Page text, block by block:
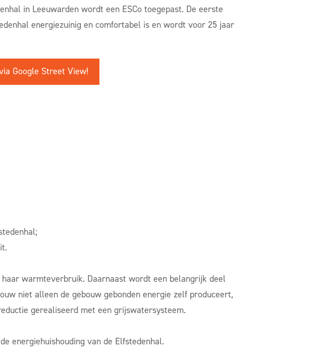
in Leeuwarden wordt een ESCo toegepast. De eerste
energiezuinig en comfortabel is en wordt voor 25 jaar
Google Street View!
warmteverbruik. Daarnaast wordt een belangrijk deel
niet alleen de gebouw gebonden energie zelf produceert,
gerealiseerd met een grijswatersysteem.
energiehuishouding van de Elfstedenhal.